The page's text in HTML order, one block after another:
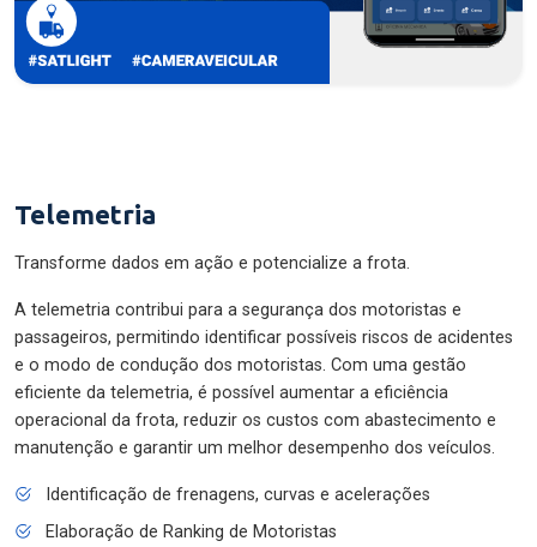
Telemetria
Transforme dados em ação e potencialize a frota.
A telemetria contribui para a segurança dos motoristas e
passageiros, permitindo identificar possíveis riscos de acidentes
e o modo de condução dos motoristas. Com uma gestão
eficiente da telemetria, é possível aumentar a eficiência
operacional da frota, reduzir os custos com abastecimento e
manutenção e garantir um melhor desempenho dos veículos.
Identificação de frenagens, curvas e acelerações
Elaboração de Ranking de Motoristas